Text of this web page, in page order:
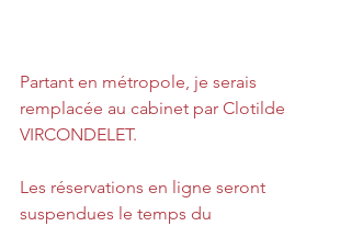
Partant en métropole, je serais
remplacée au cabinet par Clotilde
VIRCONDELET.
Les réservations en ligne seront
suspendues le temps du